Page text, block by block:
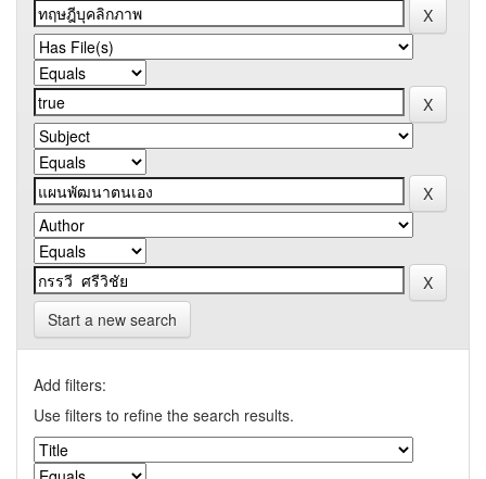
Start a new search
Add filters:
Use filters to refine the search results.